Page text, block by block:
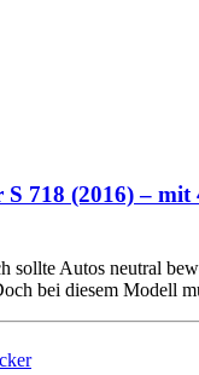
S 718 (2016) –
sollte Autos neutral
bei diesem Modell